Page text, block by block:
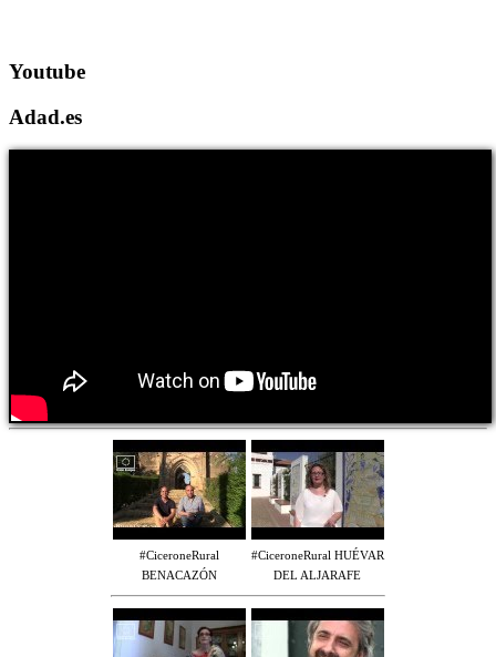
Youtube
Adad.es
#CiceroneRural
BENACAZÓN
#CiceroneRural HUÉVAR
DEL ALJARAFE